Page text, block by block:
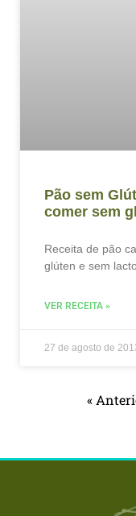
Pão sem
comer sem
Receita de pão
glúten e sem
VER RECEITA »
27 de agosto de
«